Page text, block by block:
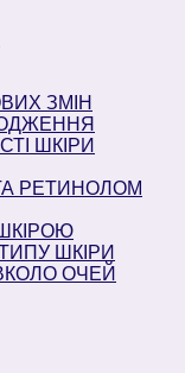
ЗМІН
ШКІРИ
РЕТИНОЛОМ
ШКІРИ
ОЧЕЙ